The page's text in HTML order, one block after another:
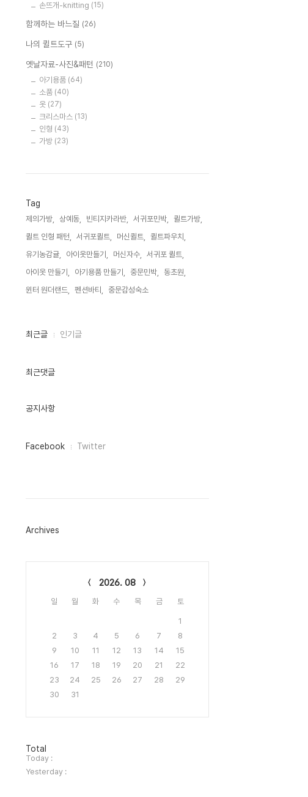
손뜨개-knitting (15)
함께하는 바느질 (26)
나의 퀼트도구 (5)
옛날자료-사진&패턴 (210)
아기용품 (64)
소품 (40)
옷 (27)
크리스마스 (13)
인형 (43)
가방 (23)
Tag
제의가방, 상예동, 빈티지카라반, 서귀포민박,
퀼트가방,
퀼트 인형 패턴,
서귀포퀼트, 머신퀼트,
퀼트파우치,
유기농감귤,
아이옷만들기, 머신자수,
서귀포 퀼트,
아이옷 만들기,
아기용품 만들기, 중문민박,
동초원,
윈터 원더랜드,
펜션바티, 중문감성숙소,
최
인
최근글 인기글
최근댓글
공지사항
페
그
Facebook Twitter
Archives
2026. 08
일 월 화 수 목 금 토
1
2
3 4 5 6 7
8
9
10 11 12 13 14
15
16
17 18 19 20 21
22
23
24 25 26 27 28
29
30
31
방
문
자
수
Total
Today :
Yesterday :